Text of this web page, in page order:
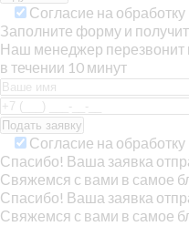
Согласие на
Заполните форму и
Наш менеджер перезвонит
в течении 10 минут
Согласие на
Спасибо! Ваша заявка
Свяжемся с вами в самое
Спасибо! Ваша заявка
Свяжемся с вами в самое